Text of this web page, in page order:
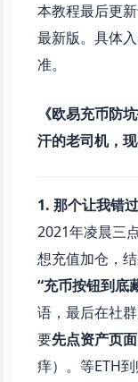
本教程最后更
最新版。具体
准。
《欧易充币防
汗的老司机，
1. 那个让我错
2021年凌晨三
想充值加仓，
“充币按钮到底
语，最后在社
要先点资产页
痒）。等ETH